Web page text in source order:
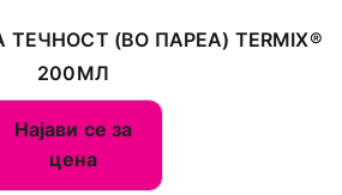
(ВО ПАРЕА) TERMIX®
200МЛ
Најави се за
цена